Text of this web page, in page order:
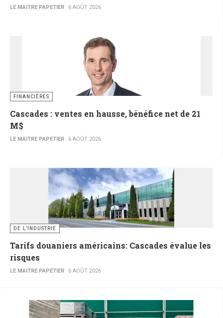
LE MAITRE PAPETIER 6 AOÛT 2026
FINANCIÈRES
Cascades : ventes en hausse, bénéfice net de 21
M$
LE MAITRE PAPETIER 6 AOÛT 2026
DE L’INDUSTRIE
Tarifs douaniers américains: Cascades évalue les
risques
LE MAITRE PAPETIER 6 AOÛT 2026